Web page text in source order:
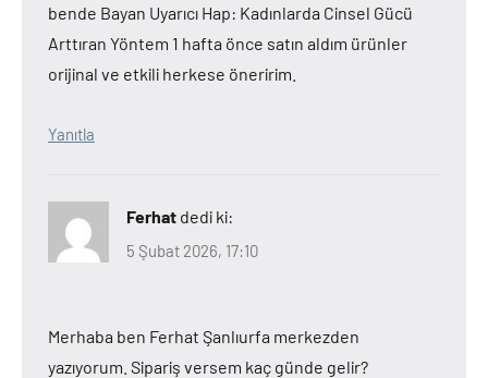
bende Bayan Uyarıcı Hap: Kadınlarda Cinsel Gücü
Arttıran Yöntem 1 hafta önce satın aldım ürünler
orijinal ve etkili herkese öneririm.
Yanıtla
Ferhat dedi ki:
5 Şubat 2026, 17:10
Merhaba ben Ferhat Şanlıurfa merkezden
yazıyorum. Sipariş versem kaç günde gelir?